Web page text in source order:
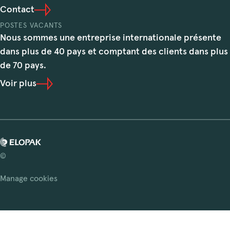
Contact
POSTES VACANTS
Nous sommes une entreprise internationale présente
dans plus de 40 pays et comptant des clients dans plus
de 70 pays.
Voir plus
©
Manage cookies